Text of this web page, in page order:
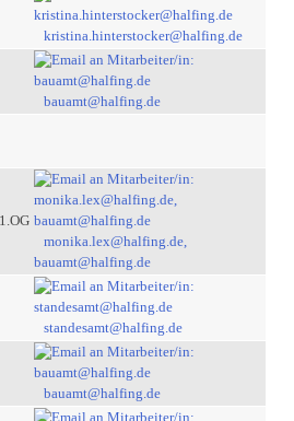
kristina.hinterstocker@halfing.de
bauamt@halfing.de
monika.lex@halfing.de,
bauamt@halfing.de
standesamt@halfing.de
bauamt@halfing.de